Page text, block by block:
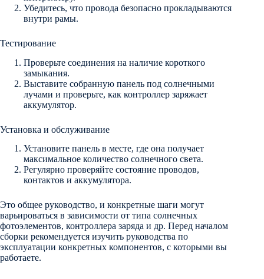
Убедитесь, что провода безопасно прокладываются
внутри рамы.
Тестирование
Проверьте соединения на наличие короткого
замыкания.
Выставите собранную панель под солнечными
лучами и проверьте, как контроллер заряжает
аккумулятор.
Установка и обслуживание
Установите панель в месте, где она получает
максимальное количество солнечного света.
Регулярно проверяйте состояние проводов,
контактов и аккумулятора.
Это общее руководство, и конкретные шаги могут
варьироваться в зависимости от типа солнечных
фотоэлементов, контроллера заряда и др. Перед началом
сборки рекомендуется изучить руководства по
эксплуатации конкретных компонентов, с которыми вы
работаете.